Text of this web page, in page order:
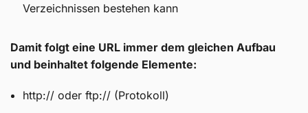
Verzeichnissen bestehen kann
Damit folgt eine URL immer dem gleichen Aufbau
und beinhaltet folgende Elemente:
http:// oder ftp:// (Protokoll)